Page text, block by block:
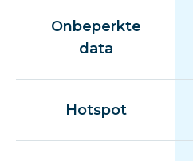
Onbeperkte
data
Hotspot